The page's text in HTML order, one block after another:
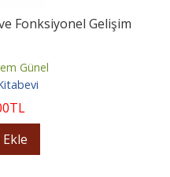
Fonksiyonel Gelişim
Günel
TL